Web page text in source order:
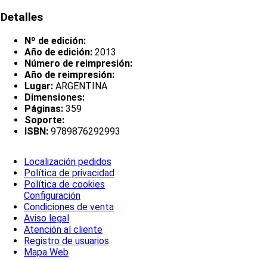
Detalles
Nº de edición:
Año de edición: 2013
Número de reimpresión:
Año de reimpresión:
Lugar: ARGENTINA
Dimensiones:
Páginas: 359
Soporte:
ISBN: 9789876292993
Localización pedidos
Política de privacidad
Política de cookies
Configuración
Condiciones de venta
Aviso legal
Atención al cliente
Registro de usuarios
Mapa Web